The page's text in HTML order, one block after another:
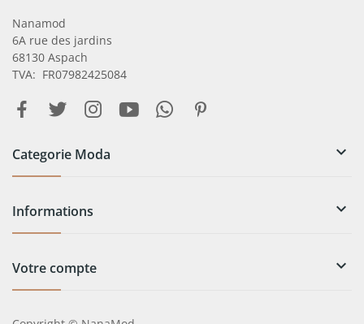
Nanamod
6A rue des jardins
68130 Aspach
TVA: FR07982425084
Categorie Moda 
Informations 
Votre compte 